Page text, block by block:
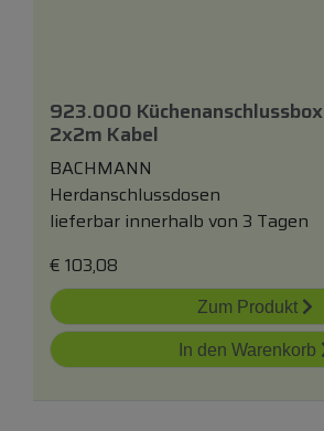
923.000 Küchenanschlussbox
2x2m Kabel
BACHMANN
Herdanschlussdosen
lieferbar innerhalb von 3 Tagen
€ 103,08
Zum Produkt
In den Warenkorb